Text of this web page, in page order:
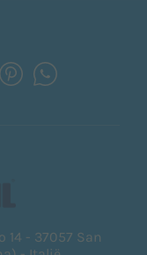
14 - 37057 San